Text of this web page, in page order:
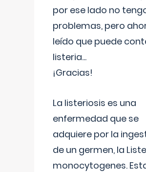
por ese lado no
problemas, pero
leído que puede
listeria...
¡Gracias!
La listeriosis es una
enfermedad que se
adquiere por la
de un germen, la
monocytogenes.